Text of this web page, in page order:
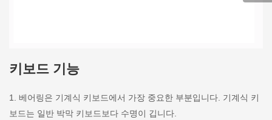
키보드 기능
1. 베어링은 기계식 키보드에서 가장 중요한 부분입니다. 기계식 키
보드는 일반 박막 키보드보다 수명이 깁니다.